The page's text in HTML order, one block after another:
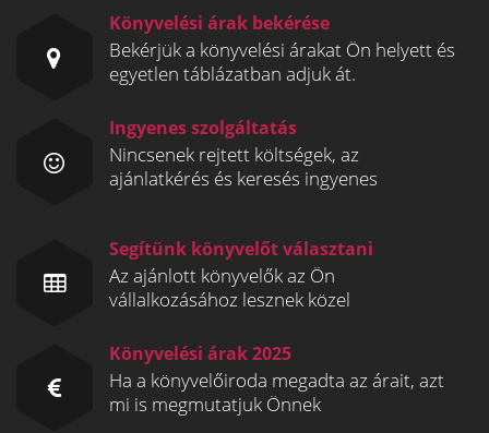
Könyvelési árak bekérése
Bekérjük a könyvelési árakat Ön helyett és
egyetlen táblázatban adjuk át.
Ingyenes szolgáltatás
Nincsenek rejtett költségek, az
ajánlatkérés és keresés ingyenes
Segítünk könyvelőt választani
Az ajánlott könyvelők az Ön
vállalkozásához lesznek közel
Könyvelési árak 2025
Ha a könyvelőiroda megadta az árait, azt
mi is megmutatjuk Önnek